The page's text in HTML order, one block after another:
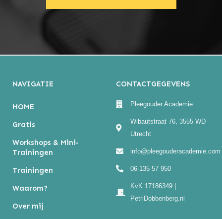
NAVIGATIE
HOME
Gratis
Workshops & Mini-
Trainingen
Trainingen
Waarom?
Over mij
CONTACTGEGEVENS
Pleegouder Academie
Wibautstraat 76, 3555 WD
Utrecht
info@pleegouderacademie.com
06-135 57 950
KvK 17186349 |
PetriDobbenberg.nl